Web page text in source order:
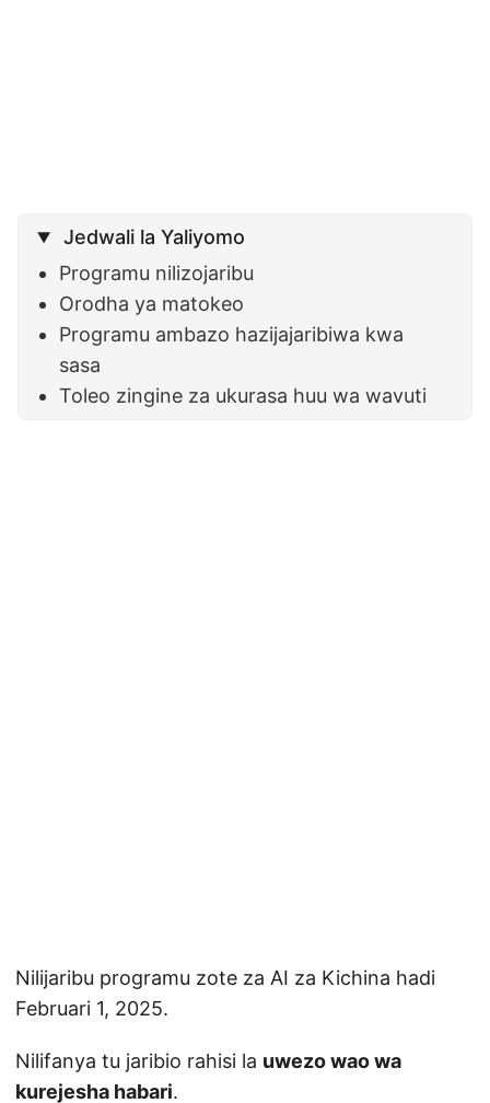
Jedwali la Yaliyomo
Programu nilizojaribu
Orodha ya matokeo
Programu ambazo hazijajaribiwa kwa
sasa
Toleo zingine za ukurasa huu wa wavuti
Nilijaribu programu zote za AI za Kichina hadi
Februari 1, 2025.
Nilifanya tu jaribio rahisi la uwezo wao wa
kurejesha habari.